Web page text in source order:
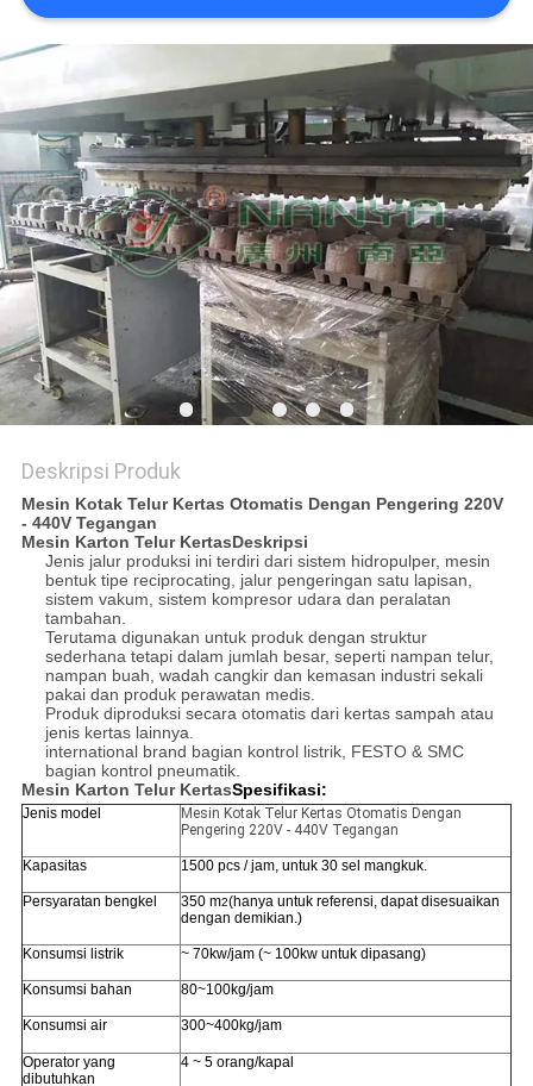
PRIVACY
POLICY
Deskripsi Produk
Mesin Kotak Telur Kertas Otomatis Dengan Pengering 220V
- 440V Tegangan
Mesin Karton Telur KertasDeskripsi
Jenis jalur produksi ini terdiri dari sistem hidropulper, mesin
bentuk tipe reciprocating, jalur pengeringan satu lapisan,
sistem vakum, sistem kompresor udara dan peralatan
tambahan.
Terutama digunakan untuk produk dengan struktur
sederhana tetapi dalam jumlah besar, seperti nampan telur,
nampan buah, wadah cangkir dan kemasan industri sekali
pakai dan produk perawatan medis.
Produk diproduksi secara otomatis dari kertas sampah atau
jenis kertas lainnya.
international brand bagian kontrol listrik, FESTO & SMC
bagian kontrol pneumatik.
Mesin Karton Telur KertasSpesifikasi:
Jenis model
Mesin Kotak Telur Kertas Otomatis Dengan
Pengering 220V - 440V Tegangan
Kapasitas 1500 pcs / jam, untuk 30 sel mangkuk.
Persyaratan bengkel 350 m2(hanya untuk referensi, dapat disesuaikan
dengan demikian.)
Konsumsi listrik ~ 70kw/jam (~ 100kw untuk dipasang)
Konsumsi bahan 80~100kg/jam
Konsumsi air 300~400kg/jam
Operator yang
dibutuhkan
4 ~ 5 orang/kapal